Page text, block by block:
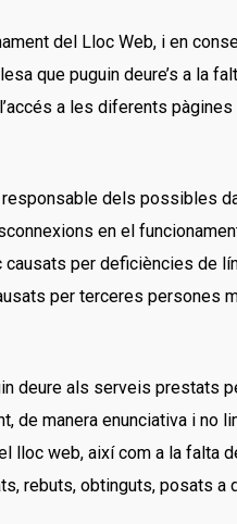
del Lloc Web, i en
que puguin deure’s a la
a les diferents
dels possibles
en el
causats per deficiències
per terceres persones
deure als serveis prestats
de manera enunciativa i no
web, així com a la falta
rebuts, obtinguts, posats